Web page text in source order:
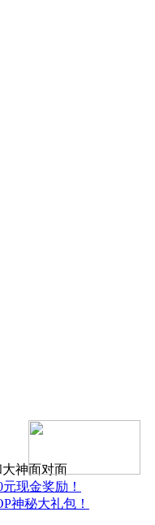
大神面对面
现金奖励！
神秘大礼包！